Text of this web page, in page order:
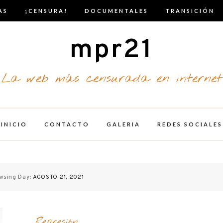
¡CENSURA! DOCUMENTALES TRANSICIÓN
mpr21
La web más censurada en internet
INICIO CONTACTO GALERIA REDES SOCIALES
Day: AGOSTO 21, 2021